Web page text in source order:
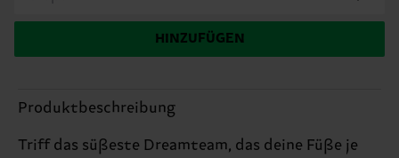
HINZUFÜGEN
Produktbeschreibung
Triff das süßeste Dreamteam, das deine Füße je